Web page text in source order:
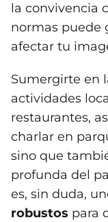
la convivencia
normas puede
afectar tu
Sumergirte en
actividades
restaurantes,
charlar en
sino que
profunda del
es, sin duda,
robustos para